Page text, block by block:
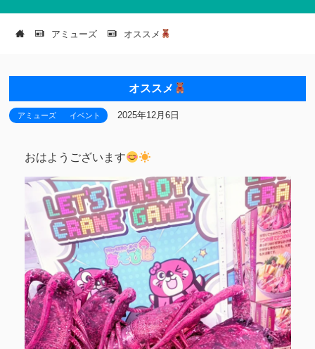
アミューズ オススメ
オススメ
アミューズ イベント 2025年12月6日
おはようございます